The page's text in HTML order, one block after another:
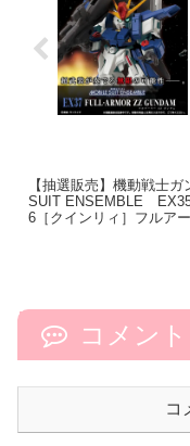
【抽選販売】機動戦士
SUIT ENSEMBLE
6［クインリィ］フルア
コメント
コ